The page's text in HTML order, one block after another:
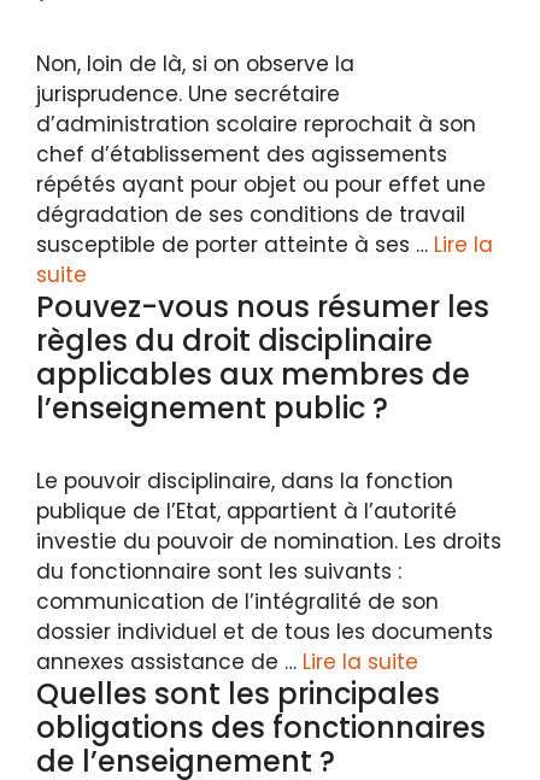
Non, loin de là, si on observe la
jurisprudence. Une secrétaire
d’administration scolaire reprochait à son
chef d’établissement des agissements
répétés ayant pour objet ou pour effet une
dégradation de ses conditions de travail
susceptible de porter atteinte à ses … Lire la
suite
Pouvez-vous nous résumer les
règles du droit disciplinaire
applicables aux membres de
l’enseignement public ?
Le pouvoir disciplinaire, dans la fonction
publique de l’Etat, appartient à l’autorité
investie du pouvoir de nomination. Les droits
du fonctionnaire sont les suivants :
communication de l’intégralité de son
dossier individuel et de tous les documents
annexes assistance de … Lire la suite
Quelles sont les principales
obligations des fonctionnaires
de l’enseignement ?